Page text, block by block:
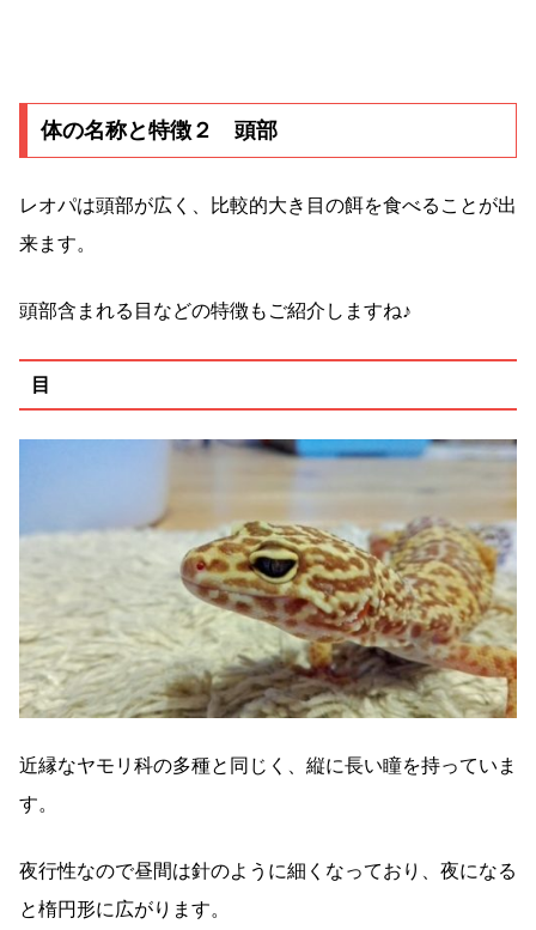
体の名称と特徴２ 頭部
レオパは頭部が広く、比較的大き目の餌を食べることが出
来ます。
頭部含まれる目などの特徴もご紹介しますね♪
目
近縁なヤモリ科の多種と同じく、縦に長い瞳を持っていま
す。
夜行性なので昼間は針のように細くなっており、夜になる
と楕円形に広がります。